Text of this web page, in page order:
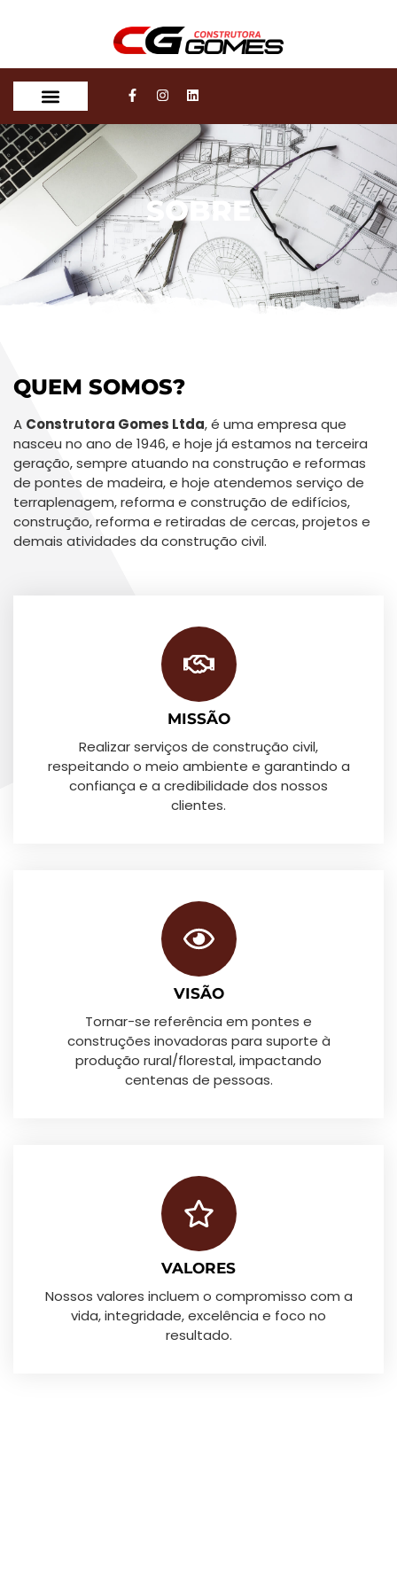
SOBRE
QUEM SOMOS?
A Construtora Gomes Ltda, é uma empresa que
nasceu no ano de 1946, e hoje já estamos na terceira
geração, sempre atuando na construção e reformas
de pontes de madeira, e hoje atendemos serviço de
terraplenagem, reforma e construção de edifícios,
construção, reforma e retiradas de cercas, projetos e
demais atividades da construção civil.
MISSÃO
Realizar serviços de construção civil,
respeitando o meio ambiente e garantindo a
confiança e a credibilidade dos nossos
clientes.
VISÃO
Tornar-se referência em pontes e
construções inovadoras para suporte à
produção rural/florestal, impactando
centenas de pessoas.
VALORES
Nossos valores incluem o compromisso com a
vida, integridade, excelência e foco no
resultado.